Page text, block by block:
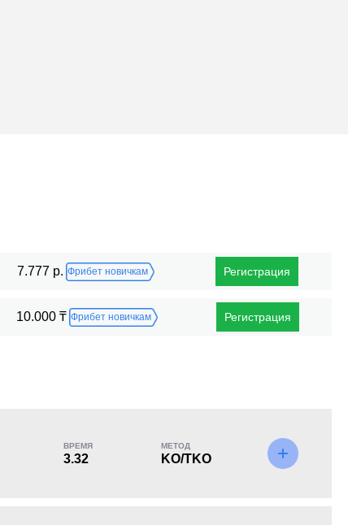
Поражения
(100%)
0
7.777 р. Фрибет новичкам Регистрация
10.000 ₸ Фрибет новичкам Регистрация
ВРЕМЯ
3.32
МЕТОД
KO/TKO